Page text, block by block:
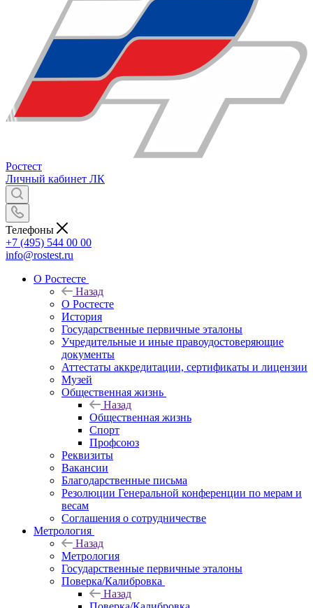
Ростест
Личный кабинет ЛК
Телефоны
+7 (495) 544 00 00
info@rostest.ru
О Ростесте
Назад
О Ростесте
История
Государственные первичные эталоны
Учредительные и иные правоудостоверяющие
документы
Аттестаты аккредитации, сертификаты и лицензии
Музей
Общественная жизнь
Назад
Общественная жизнь
Спорт
Профсоюз
Реквизиты
Вакансии
Благодарственные письма
Резолюции Генеральной конференции по мерам и
весам
Соглашения о сотрудничестве
Метрология
Назад
Метрология
Государственные первичные эталоны
Поверка/Калибровка
Назад